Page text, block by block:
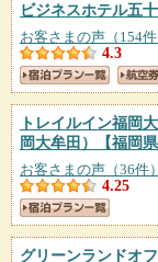
ビジネスホテル五
お客さまの声（154件
4.3
トレイルイン福
岡大牟田）
【福岡県
お客さまの声（36件）
4.25
グリーンランドオ